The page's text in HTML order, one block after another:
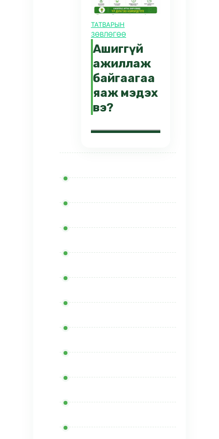
ТАТВАРЫН
ЗӨВЛӨГӨӨ
Ашиггүй
ажиллаж
байгаагаа
яаж мэдэх
вэ?